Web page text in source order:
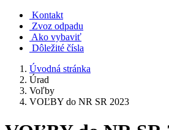
Kontakt
Zvoz odpadu
Ako vybaviť
Dôležité čísla
Úvodná stránka
Úrad
Voľby
VOĽBY do NR SR 2023